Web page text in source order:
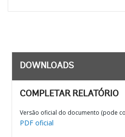
DOWNLOADS
COMPLETAR RELATÓRIO
Versão oficial do documento (pode
PDF oficial